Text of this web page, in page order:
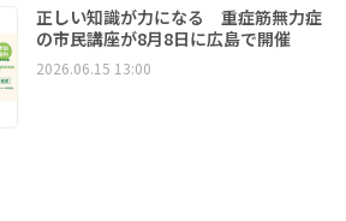
正しい知識が力になる 重症筋無力症
の市民講座が8月8日に広島で開催
2026.06.15 13:00